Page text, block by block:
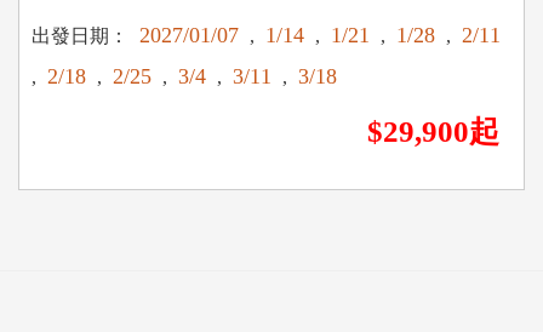
出發日期： 2027/01/07 , 1/14 , 1/21 , 1/28 , 2/11
, 2/18 , 2/25 , 3/4 , 3/11 , 3/18
$29,900起